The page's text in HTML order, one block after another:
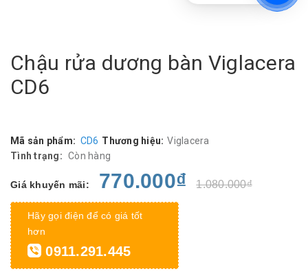
Chậu rửa dương bàn Viglacera
CD6
Mã sản phẩm: CD6 Thương hiệu: Viglacera
Tình trạng: Còn hàng
Giá khuyến mãi: 770.000₫ 1.080.000₫
Hãy gọi điện để có giá tốt
hơn
0911.291.445